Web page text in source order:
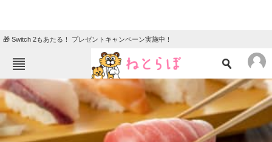
🎁 Switch 2もあたる！ プレゼントキャンペーン実施中！
ねとらぼメニュー
TOP ニュース
エンタメ クイズ